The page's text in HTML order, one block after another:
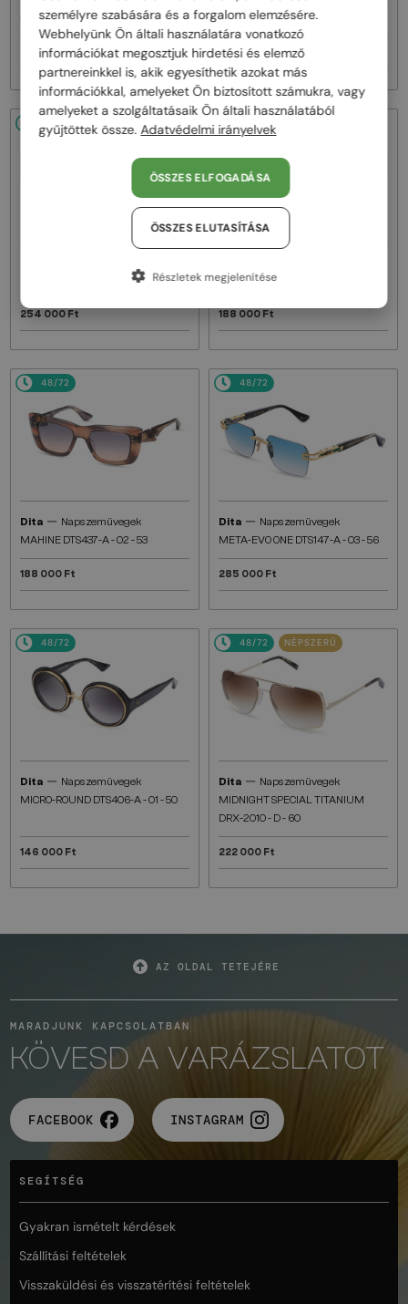
W - 59
256 000 Ft
62
383 000 Ft
48/72
MACH-S DTS412-A - 04 - 55
254 000 Ft
48/72
MAHINE DTS437-A - 01 - 53
188 000 Ft
48/72
Dita — Napszemüvegek
MAHINE DTS437-A - 02 - 53
188 000 Ft
48/72
Dita — Napszemüvegek
META-EVO ONE DTS147-A - 03 - 56
285 000 Ft
48/72
Dita — Napszemüvegek
MICRO-ROUND DTS406-A - 01 - 50
146 000 Ft
48/72 NÉPSZERŰ
Dita — Napszemüvegek
MIDNIGHT SPECIAL TITANIUM
DRX-2010 - D - 60
222 000 Ft
AZ OLDAL TETEJÉRE
MARADJUNK KAPCSOLATBAN
KÖVESD A VARÁZSLATOT
FACEBOOK INSTAGRAM
SEGÍTSÉG
Gyakran ismételt kérdések
Szállítási feltételek
Visszaküldési és visszatérítési feltételek
személyre szabására és a forgalom elemzésére.
Webhelyünk Ön általi használatára vonatkozó
információkat megosztjuk hirdetési és elemző
partnereinkkel is, akik egyesíthetik azokat más
információkkal, amelyeket Ön biztosított számukra, vagy
amelyeket a szolgáltatásaik Ön általi használatából
gyűjtöttek össze. Adatvédelmi irányelvek
ÖSSZES ELFOGADÁSA
ÖSSZES ELUTASÍTÁSA
Részletek megjelenítése